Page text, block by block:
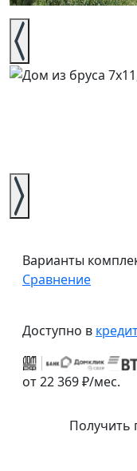
Варианты
Сравнение
Доступно в
от 22 369 ₽/мес.
Получить